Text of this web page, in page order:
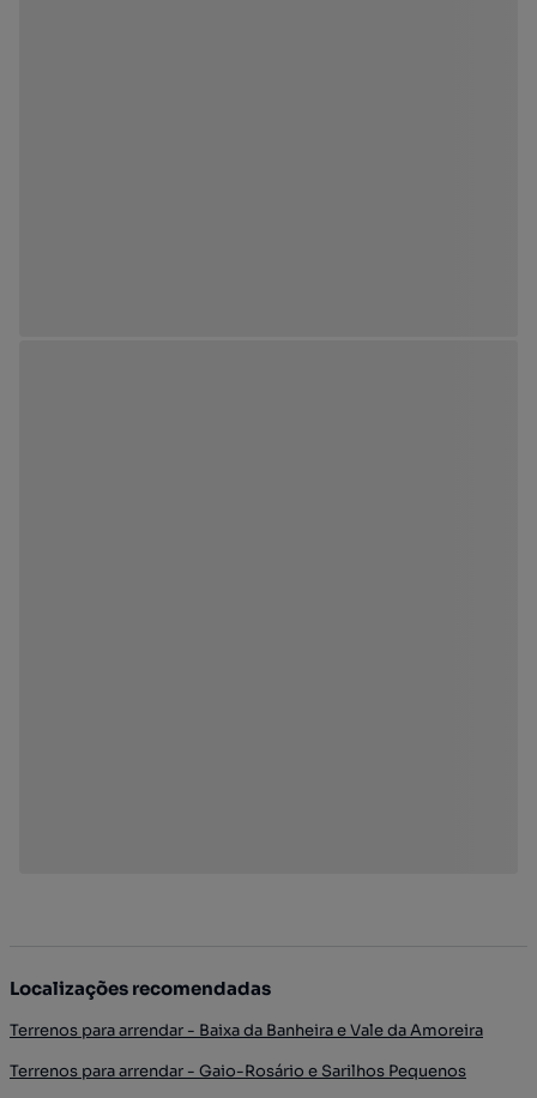
Localizações recomendadas
Terrenos para arrendar - Baixa da Banheira e Vale da Amoreira
Terrenos para arrendar - Gaio-Rosário e Sarilhos Pequenos